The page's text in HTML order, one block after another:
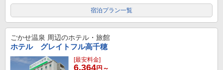
宿泊プラン一覧
ごかせ温泉 周辺のホテル・旅館
ホテル グレイトフル高千穂
[最安料金]
6,364円～